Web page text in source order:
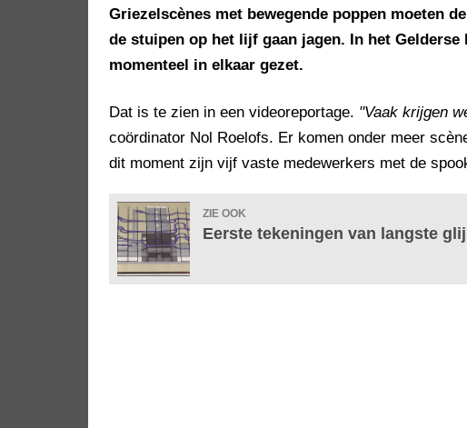
Griezelscènes met bewegende poppen moeten
de stuipen op het lijf gaan jagen. In het
momenteel in elkaar gezet.
Dat is te zien in een videoreportage. "Vaak krijgen
coördinator Nol Roelofs. Er komen onder meer
dit moment zijn vijf vaste medewerkers met de
ZIE OOK
Eerste tekeningen van langste